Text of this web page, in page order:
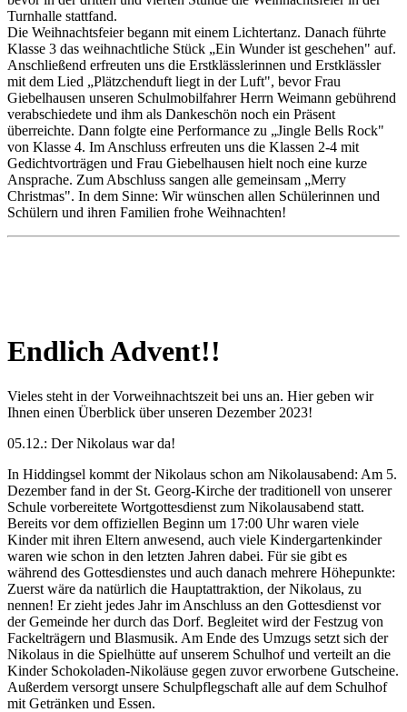
Turnhalle stattfand.
Die Weihnachtsfeier begann mit einem Lichtertanz. Danach führte
Klasse 3 das weihnachtliche Stück „Ein Wunder ist geschehen" auf.
Anschließend erfreuten uns die Erstklässlerinnen und Erstklässler
mit dem Lied „Plätzchenduft liegt in der Luft", bevor Frau
Giebelhausen unseren Schulmobilfahrer Herrn Weimann gebührend
verabschiedete und ihm als Dankeschön noch ein Präsent
überreichte. Dann folgte eine Performance zu „Jingle Bells Rock"
von Klasse 4. Im Anschluss erfreuten uns die Klassen 2-4 mit
Gedichtvorträgen und Frau Giebelhausen hielt noch eine kurze
Ansprache. Zum Abschluss sangen alle gemeinsam „Merry
Christmas". In dem Sinne: Wir wünschen allen Schülerinnen und
Schülern und ihren Familien frohe Weihnachten!
Endlich Advent!!
Vieles steht in der Vorweihnachtszeit bei uns an. Hier geben wir
Ihnen einen Überblick über unseren Dezember 2023!
05.12.: Der Nikolaus war da!
In Hiddingsel kommt der Nikolaus schon am Nikolausabend: Am 5.
Dezember fand in der St. Georg-Kirche der traditionell von unserer
Schule vorbereitete Wortgottesdienst zum Nikolausabend statt.
Bereits vor dem offiziellen Beginn um 17:00 Uhr waren viele
Kinder mit ihren Eltern anwesend, auch viele Kindergartenkinder
waren wie schon in den letzten Jahren dabei. Für sie gibt es
während des Gottesdienstes und auch danach mehrere Höhepunkte:
Zuerst wäre da natürlich die Hauptattraktion, der Nikolaus, zu
nennen! Er zieht jedes Jahr im Anschluss an den Gottesdienst vor
der Gemeinde her durch das Dorf. Begleitet wird der Festzug von
Fackelträgern und Blasmusik. Am Ende des Umzugs setzt sich der
Nikolaus in die Spielhütte auf unserem Schulhof und verteilt an die
Kinder Schokoladen-Nikoläuse gegen zuvor erworbene Gutscheine.
Außerdem versorgt unsere Schulpflegschaft alle auf dem Schulhof
mit Getränken und Essen.